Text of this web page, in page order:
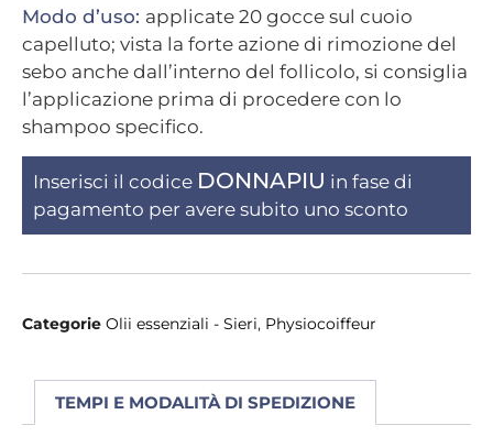
Modo d’uso: applicate 20 gocce sul cuoio
capelluto; vista la forte azione di rimozione del
sebo anche dall’interno del follicolo, si consiglia
l’applicazione prima di procedere con lo
shampoo specifico.
Inserisci il codice DONNAPIU in fase di
pagamento per avere subito uno sconto
Categorie Olii essenziali - Sieri, Physiocoiffeur
TEMPI E MODALITÀ DI SPEDIZIONE